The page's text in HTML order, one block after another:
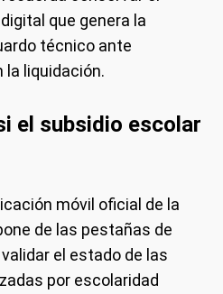
que genera la
técnico ante
la liquidación.
el subsidio escolar
móvil oficial de la
de las pestañas de
el estado de las
por escolaridad